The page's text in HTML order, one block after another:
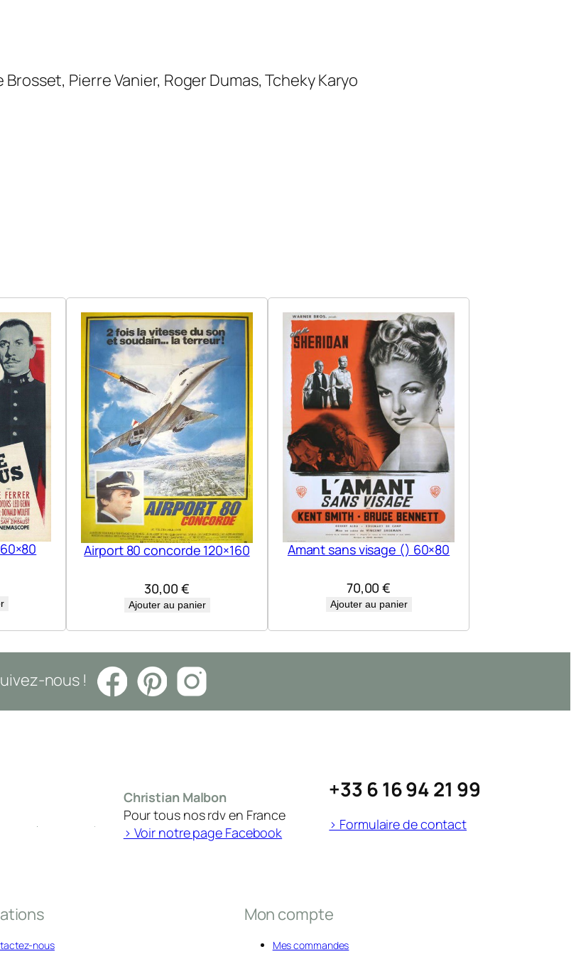
l
0
Pierre Vanier, Roger Dumas, Tcheky Karyo
Airport 80 concorde 120×160
30,00 €
Ajouter au panier
Amant sans visage () 60×80
70,00€
Ajouter au panier
nous !
Christian Malbon
Pour tous nos rdv en France
> Voir notre page Facebook
+33 6 16 94 21 99
> Formulaire de contact
nous
Mon compte
Mes commandes